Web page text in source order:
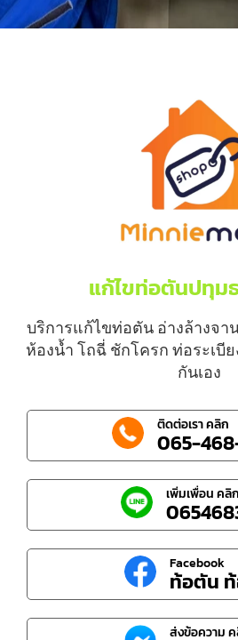
แก้ไขท่อตันปทุม
บริการแก้ไขท่อตัน อ่างล้างจา
ห้องน้ำ โถฉี่ ชักโครก ท่อระเบี
กันเอง
ติดต่อเรา คลิก
065-
เพิ่มเพื่อน คลิก
Facebook
ท้อตัน
ส่งข้อความ